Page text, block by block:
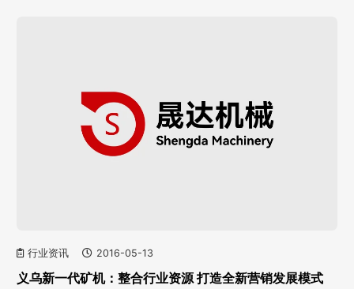
行业资讯 2016-05-13
义乌新一代矿机：整合行业资源 打造全新营销发展模式